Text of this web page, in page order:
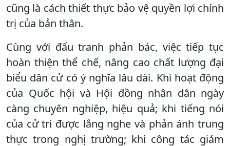
cũng là cách thiết thực bảo vệ quyền lợi chính
trị của bản thân.
Cùng với đấu tranh phản bác, việc tiếp tục
hoàn thiện thể chế, nâng cao chất lượng đại
biểu dân cử có ý nghĩa lâu dài. Khi hoạt động
của Quốc hội và Hội đồng nhân dân ngày
càng chuyên nghiệp, hiệu quả; khi tiếng nói
của cử tri được lắng nghe và phản ánh trung
thực trong nghị trường; khi công tác giám